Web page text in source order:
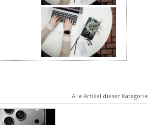
Alle Artikel dieser Kategorie